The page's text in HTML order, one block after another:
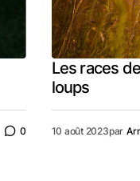
0
Les races
loups
10 août 2023par